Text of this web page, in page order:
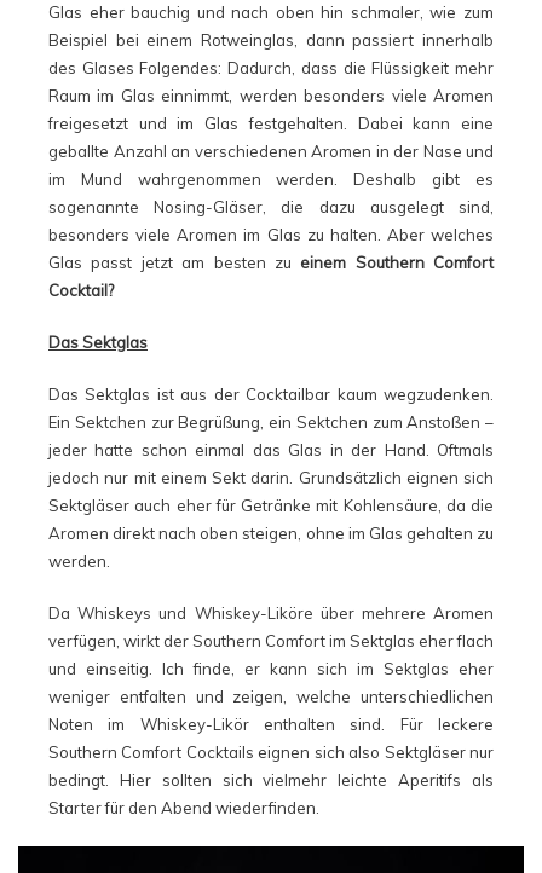
Glas eher bauchig und nach oben hin schmaler, wie zum
Beispiel bei einem Rotweinglas, dann passiert innerhalb
des Glases Folgendes: Dadurch, dass die Flüssigkeit mehr
Raum im Glas einnimmt, werden besonders viele Aromen
freigesetzt und im Glas festgehalten. Dabei kann eine
geballte Anzahl an verschiedenen Aromen in der Nase und
im Mund wahrgenommen werden. Deshalb gibt es
sogenannte Nosing-Gläser, die dazu ausgelegt sind,
besonders viele Aromen im Glas zu halten. Aber welches
Glas passt jetzt am besten zu einem Southern Comfort
Cocktail?
Das Sektglas
Das Sektglas ist aus der Cocktailbar kaum wegzudenken.
Ein Sektchen zur Begrüßung, ein Sektchen zum Anstoßen –
jeder hatte schon einmal das Glas in der Hand. Oftmals
jedoch nur mit einem Sekt darin. Grundsätzlich eignen sich
Sektgläser auch eher für Getränke mit Kohlensäure, da die
Aromen direkt nach oben steigen, ohne im Glas gehalten zu
werden.
Da Whiskeys und Whiskey-Liköre über mehrere Aromen
verfügen, wirkt der Southern Comfort im Sektglas eher flach
und einseitig. Ich finde, er kann sich im Sektglas eher
weniger entfalten und zeigen, welche unterschiedlichen
Noten im Whiskey-Likör enthalten sind. Für leckere
Southern Comfort Cocktails eignen sich also Sektgläser nur
bedingt. Hier sollten sich vielmehr leichte Aperitifs als
Starter für den Abend wiederfinden.